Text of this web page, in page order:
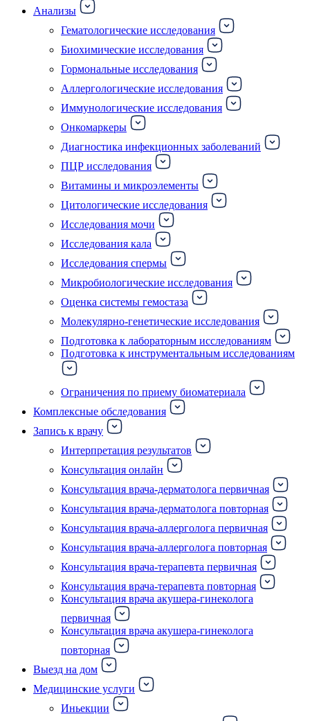
Анализы
Гематологические исследования
Биохимические исследования
Гормональные исследования
Аллергологические исследования
Иммунологические исследования
Онкомаркеры
Диагностика инфекционных заболеваний
ПЦР исследования
Витамины и микроэлементы
Цитологические исследования
Исследования мочи
Исследования кала
Исследования спермы
Микробиологические исследования
Оценка системы гемостаза
Молекулярно-генетические исследования
Подготовка к лабораторным исследованиям
Подготовка к инструментальным исследованиям
Ограничения по приему биоматериала
Комплексные обследования
Запись к врачу
Интерпретация результатов
Консультация онлайн
Консультация врача-дерматолога первичная
Консультация врача-дерматолога повторная
Консультация врача-аллерголога первичная
Консультация врача-аллерголога повторная
Консультация врача-терапевта первичная
Консультация врача-терапевта повторная
Консультация врача акушера-гинеколога
первичная
Консультация врача акушера-гинеколога
повторная
Выезд на дом
Медицинские услуги
Иньекции